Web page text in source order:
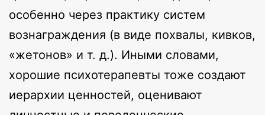
особенно через практику систем
вознаграждения (в виде похвалы, кивков,
«жетонов» и т. д.). Иными словами,
хорошие психотерапевты тоже создают
иерархии ценностей, оценивают